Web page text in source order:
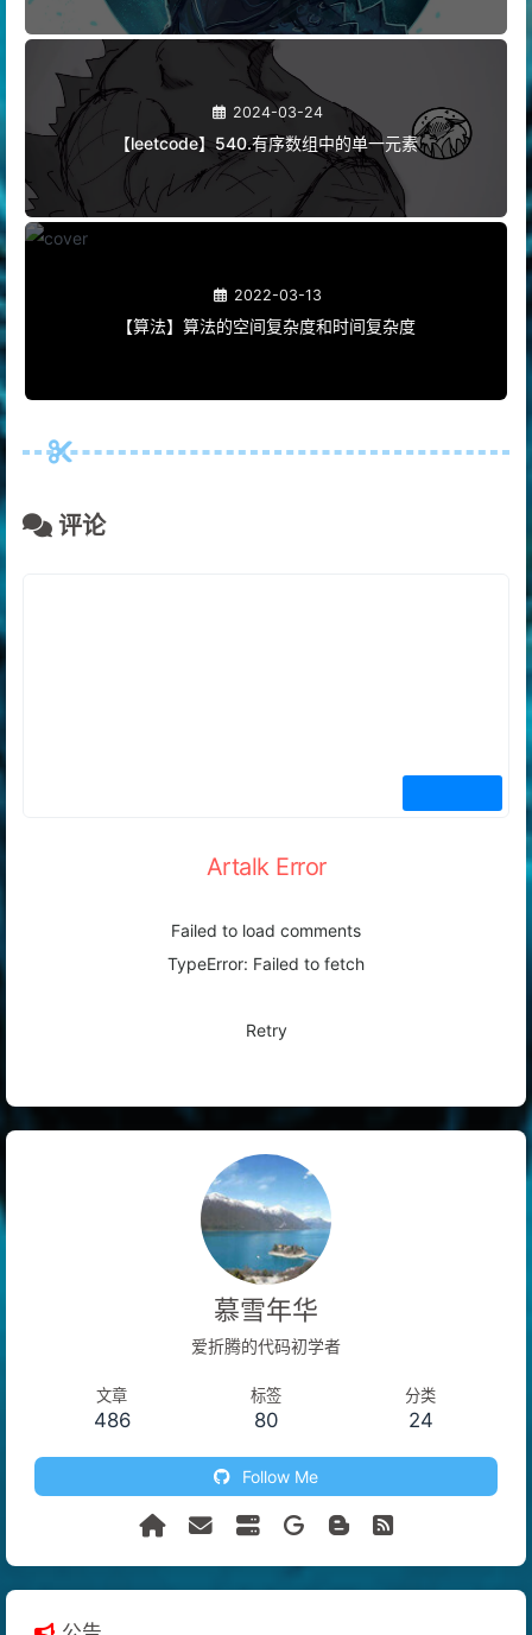
2024-03-24
【leetcode】540.有序数组中的单一元素
2022-03-13
【算法】算法的空间复杂度和时间复杂度
评论
Artalk Error
Failed to load comments
TypeError: Failed to fetch
Retry
慕雪年华
爱折腾的代码初学者
文章
486
标签
80
分类
24
Follow Me